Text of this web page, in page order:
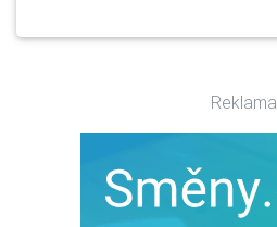
Reklama